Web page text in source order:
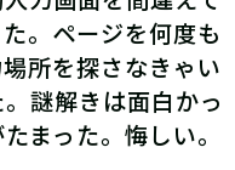
。ページを何度も
所を探さなきゃい
謎解きは面白かっ
まった。悔しい。